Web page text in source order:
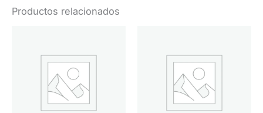
Productos relacionados